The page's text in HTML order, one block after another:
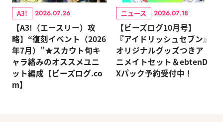
A3! 2026.07.26
【A3!（エースリー）攻
略】“復刻イベント（2026
年7月）”★スカウト旬キ
ャラ絡みのオススメユニ
ット編成【ビーズログ.co
m】
ニュース 2026.07.18
【ビーズログ10月号】
『アイドリッシュセブン』
オリジナルグッズつきア
ニメイトセット＆ebtenD
Xパック予約受付中！